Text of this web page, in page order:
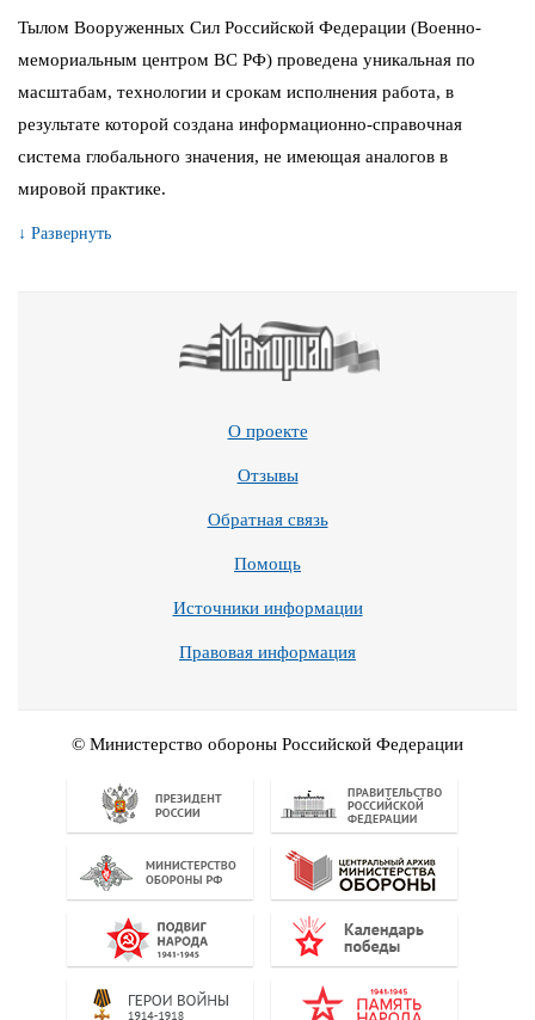
Тылом Вооруженных Сил Российской Федерации (Военно-
мемориальным центром ВС РФ) проведена уникальная по
масштабам, технологии и срокам исполнения работа, в
результате которой создана информационно-справочная
система глобального значения, не имеющая аналогов в
мировой практике.
↓ Развернуть
О проекте
Отзывы
Обратная связь
Помощь
Источники информации
Правовая информация
© Министерство обороны Российской Федерации